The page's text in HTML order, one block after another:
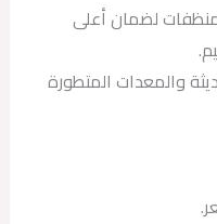
لضمان أعلى
والمعدات المتطورة